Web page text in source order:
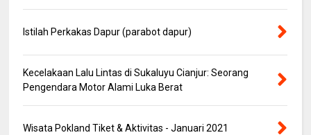
Istilah Perkakas Dapur (parabot dapur)
Kecelakaan Lalu Lintas di Sukaluyu Cianjur: Seorang
Pengendara Motor Alami Luka Berat
Wisata Pokland Tiket & Aktivitas - Januari 2021